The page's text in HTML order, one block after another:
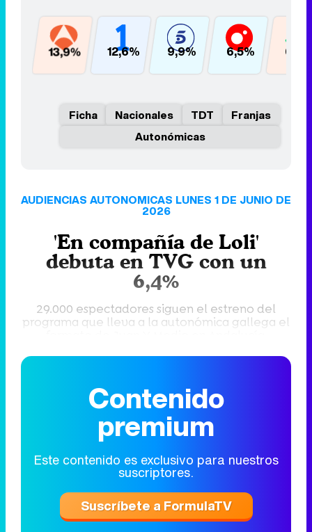
13,9% 12,6% 9,9% 6,5%
Ficha Nacionales TDT
Franjas
Autonómicas
AUDIENCIAS AUTONOMICAS LUNES 1 DE JUNIO DE
2026
'En compañía de Loli'
debuta en TVG con un
6,4%
29.000 espectadores siguen el estreno del
programa que lleva a la autonómica gallega el
Contenido
premium
Este contenido es exclusivo para nuestros
suscriptores.
Suscríbete a FormulaTV